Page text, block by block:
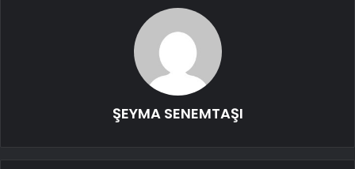
ŞEYMA SENEMTAŞI